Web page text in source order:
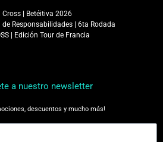
Cross | Betéitiva 2026
de Responsabilidades | 6ta Rodada
| Edición Tour de Francia
a nuestro newsletter
descuentos y mucho más!